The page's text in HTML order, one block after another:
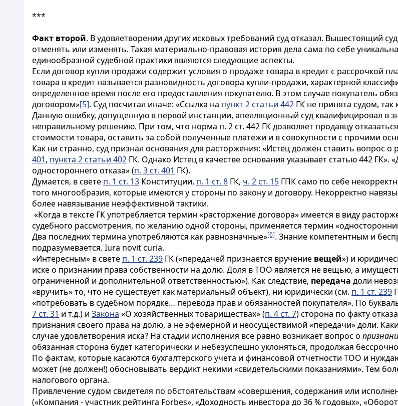
***
Факт второй. В удовлетворении других исковых требований суд отказал. Вышестоящий
отменять или изменять. Такая материально-правовая история дела сама по себе
единообразной судебной практики являются следующие аспекты.
Если договор купли-продажи содержит условия о продаже товара в кредит с рассрочкой
товара в кредит называется разновидность договора купли-продажи, характерной
определенное время после его предоставления покупателю. В этом случае покупатель
договором»[5]. Суд посчитал иначе: «Ссылка на пункт 2 статьи 442 ГК не принята судом,
Данную ошибку, допущенную в первой инстанции, апелляционный суд квалифицировал в
неправильному решению. При том, что норма п. 2 ст. 442 ГК дозволяет продавцу
стоимости товара, оставить за собой полученные платежи и в совокупности с прочими
Как ни странно, суд признал основания для расторжения: «Истец должен ставить вопрос
401, пункта 2 статьи 402 ГК. Однако Истец в качестве основания указывает статью 442 ГК».
одностороннего отказа» (п. 3 ст. 401 ГК).
Думается, в свете п. 1 ст. 13 Конституции, п. 1 ст. 8 ГК, ч. 2 ст. 15 ГПК само по себе
того многообразия, которые имеются у стороны по закону и договору. Некорректно
более навязывание неэффективной тактики.
«Когда в тексте ГК употребляется термин «расторжение договора» имеется в виду
судебного рассмотрения, по желанию одной стороны, применяется термин
Два последних термина употребляются как равнозначные»[6]. Знание компетентным и
подразумевается. Iura novit curia.
«Интересным» в свете п. 1 ст. 239 ГК («передачей признается вручение вещей») и
иске о признании права собственности на долю. Доля в ТОО является не вещью, а
ограниченной и дополнительной ответственностью»). Как следствие, передача доли
«вручить» то, что не существует как материальный объект), ни юридически (см. п. 1 ст. 239
«потребовать в судебном порядке… перевода прав и обязанностей покупателя». По
7 ст. 31 и т.д.) и Закона «О хозяйственных товариществах» (п. 4 ст. 7) сторона по факту
признания своего права на долю, а не эфемерной и неосуществимой «передачи» доли.
случае удовлетворения иска? На стадии исполнения все равно возникает вопрос о
обязанная сторона будет категорически и небезуспешно уклоняться, продолжая
По фактам, которые касаются бухгалтерского учета и финансовой отчетности ТОО и
может (не должен!) обосновывать вердикт некими «свидетельскими показаниями». Тем
налогового органа.
Привлечение судом свидетеля по обстоятельствам «совершения, содержания или
(«Компания - участник рейтинга Forbes», «Доходность инвестора до 36 % годовых»,